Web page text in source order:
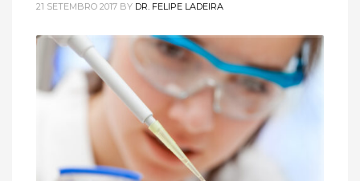
21 SETEMBRO 2017 BY DR. FELIPE LADEIRA